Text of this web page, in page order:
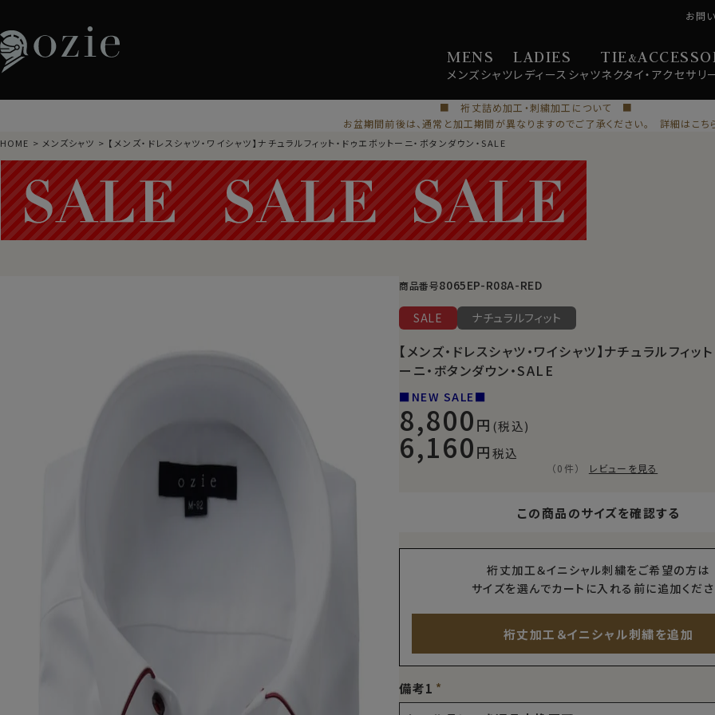
MENS
メンズシャツ
LADIES
レディース シャツ
TIE&
ネクタイ・ アクセサリ
お問
■ 裄丈詰め加工・刺繍加工について ■
お盆期間前後は、通常と加工期間が異なりますのでご了承ください。 詳細はこ
HOME メンズシャツ 【メンズ・ドレスシャツ・ワイシャツ】ナチュラルフィット・ドゥエボットーニ・ボタンダウン・SALE
商品番号8065EP-R08A-RED
SALE ナチュラルフィット
【メンズ・ドレスシャツ・ワイシャツ】ナチュラルフィッ
ーニ・ボタンダウン・SALE
■NEW SALE■
8,800 (税込)
6,160 税込
（0件） レビューを見る
この商品のサイズを確認する
裄丈加工＆イニシャル刺繍をご希望の方は
サイズを選んでカートに入れる前に追加くだ
裄丈加工＆イニシャル刺繍を追加
備考1